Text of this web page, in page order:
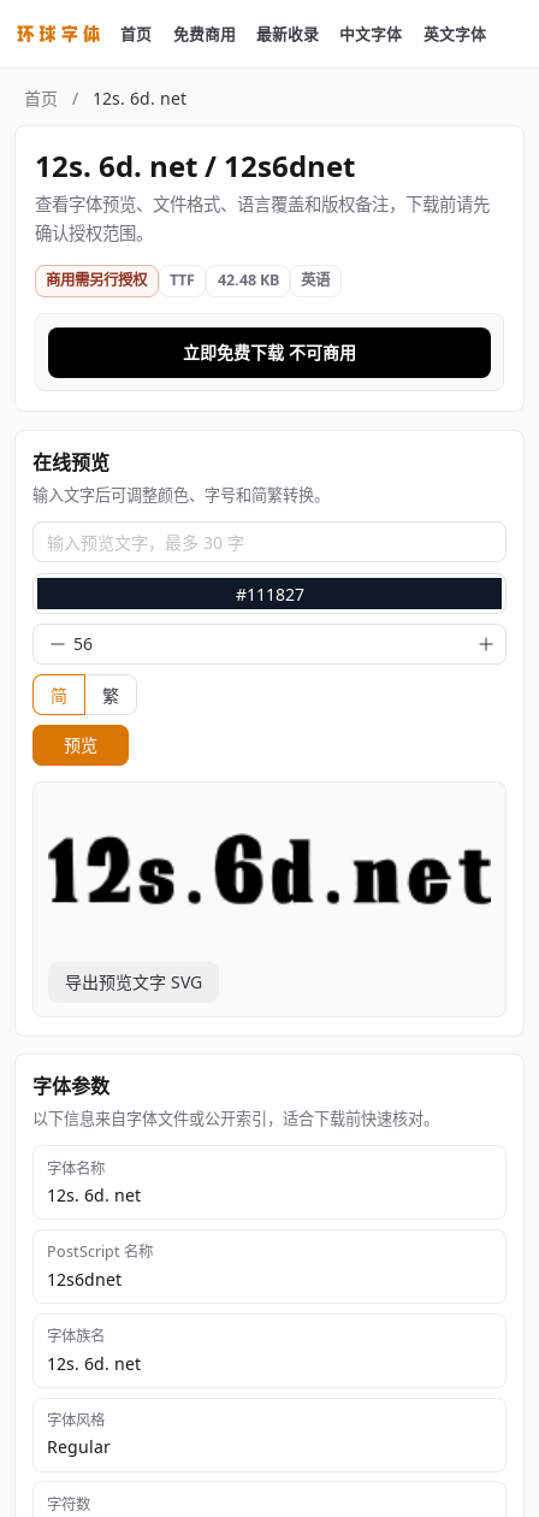
首页 免费商用 最新收录 中文字体 英文字体
首页 / 12s. 6d. net
12s. 6d. net / 12s6dnet
查看字体预览、文件格式、语言覆盖和版权备注，下载前请先
确认授权范围。
商用需另行授权 TTF 42.48 KB 英语
立即免费下载 不可商用
在线预览
输入文字后可调整颜色、字号和简繁转换。
输入预览文字，最多 30 字
#111827
简 繁
预览
导出预览文字 SVG
字体参数
以下信息来自字体文件或公开索引，适合下载前快速核对。
字体名称
12s. 6d. net
PostScript 名称
12s6dnet
字体族名
12s. 6d. net
字体风格
Regular
字符数